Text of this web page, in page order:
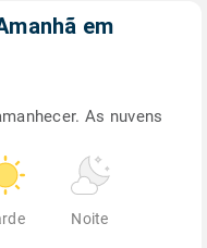
em
As nuvens
Noite